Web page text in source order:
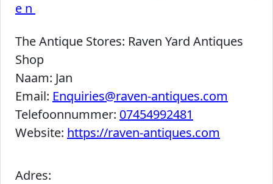
en
The Antique Stores: Raven Yard Antiques
Shop
Naam: Jan
Email: Enquiries@raven-antiques.com
Telefoonnummer: 07454992481
Website: https://raven-antiques.com
Adres: